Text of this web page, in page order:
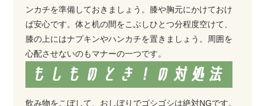
ンカチを準備しておきましょう。膝や胸元にかけておけ
ば安心です。体と机の間をこぶしひとつ分程度空けて、
膝の上にはナプキンやハンカチを置きましょう。周囲を
心配させないのもマナーの一つです。
飲み物をこぼして、おしぼりでゴシゴシは絶対NGです。